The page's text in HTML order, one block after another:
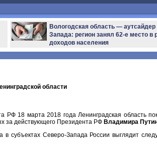
Вологодская область —
Запада: регион занял 62-е место в
доходов населения
области
РФ 18 марта 2018 года Ленинградская область
за действующего Президента РФ Владимира
субъектах Северо-Запада России выглядит